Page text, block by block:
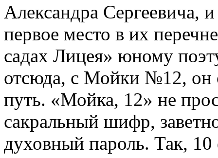
Александра Сергеевича,
первое место в их
садах Лицея» юному
отсюда, с Мойки №12, он
путь. «Мойка, 12» не
сакральный шифр,
духовный пароль. Так,